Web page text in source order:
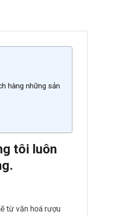
hàng những sản
tôi luôn
g.
từ văn hoá rượu